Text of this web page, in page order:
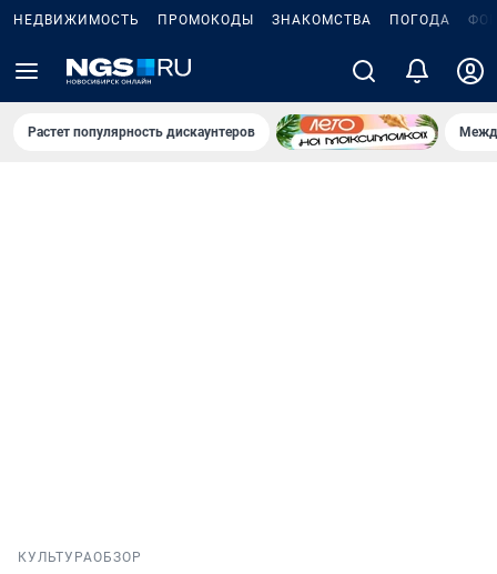
НЕДВИЖИМОСТЬ ПРОМОКОДЫ ЗНАКОМСТВА ПОГОДА
Растет популярность дискаунтеров
КУЛЬТУРАОБЗОР